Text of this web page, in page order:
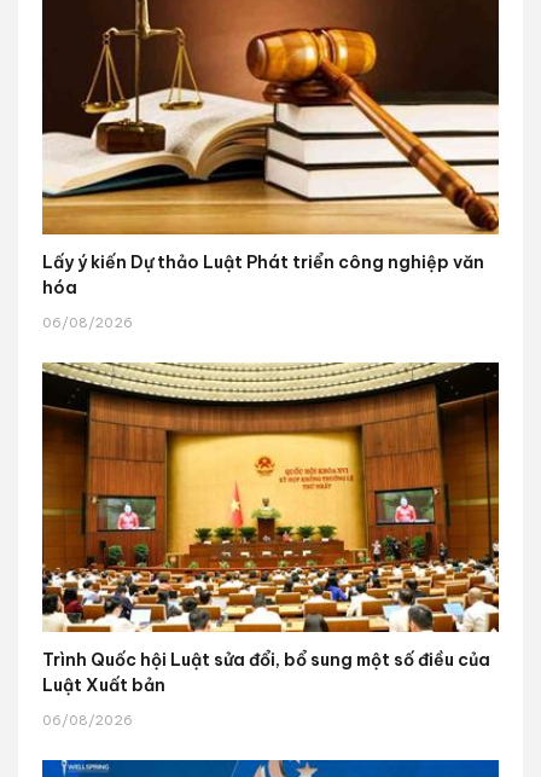
Lấy ý kiến Dự thảo Luật Phát triển công nghiệp văn
hóa
06/08/2026
Trình Quốc hội Luật sửa đổi, bổ sung một số điều của
Luật Xuất bản
06/08/2026